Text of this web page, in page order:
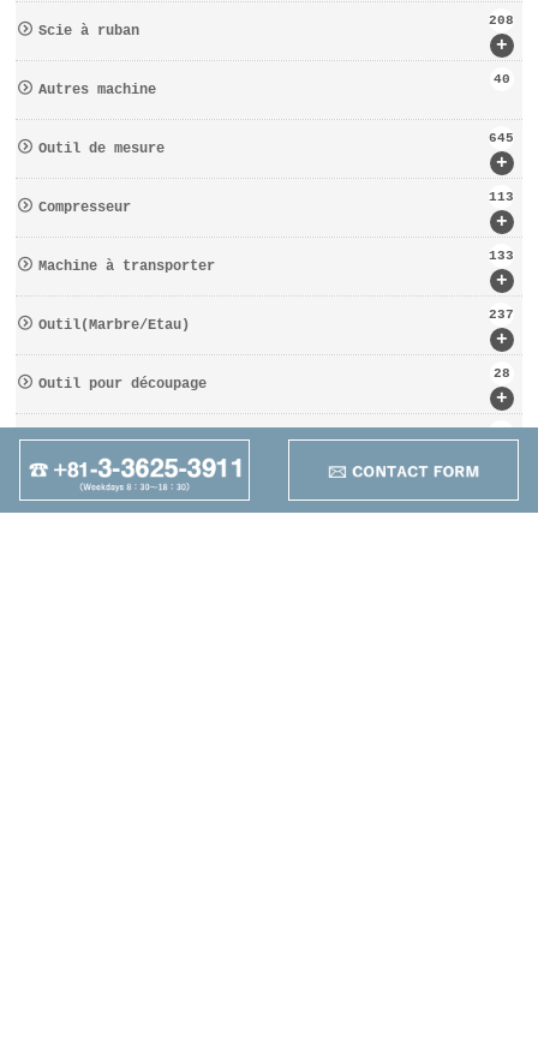
+
Scie à ruban
208
Autres machine
40
+
Outil de mesure
645
+
Compresseur
113
+
Machine à transporter
133
+
Outil(Marbre/Etau)
237
+
Outil pour découpage
28
D′OUTILS COUPANTS
162
+
Autres